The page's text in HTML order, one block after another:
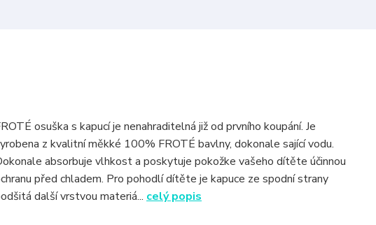
osuška s kapucí je nenahraditelná již od prvního koupání. Je
z kvalitní měkké 100% FROTÉ bavlny, dokonale sající vodu.
absorbuje vlhkost a poskytuje pokožke vašeho dítěte účinnou
před chladem. Pro pohodlí dítěte je kapuce ze spodní strany
další vrstvou materiá... celý popis